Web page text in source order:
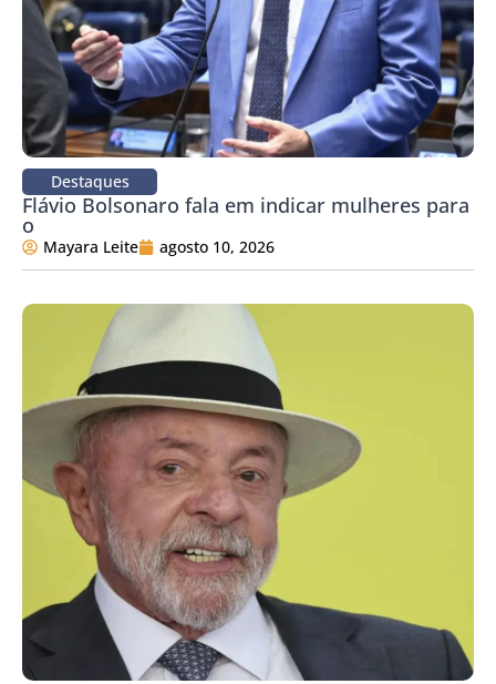
Destaques
Flávio Bolsonaro fala em indicar mulheres para
o
Mayara Leite agosto 10, 2026